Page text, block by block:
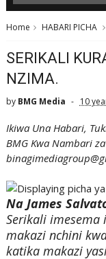
Home HABARI PICHA
SERIKALI
NZIMA.
by BMG Media 10
Ikiwa Una Habari,
BMG Kwa Nambari
Na James
Serikali
makazi nchini
katika makazi